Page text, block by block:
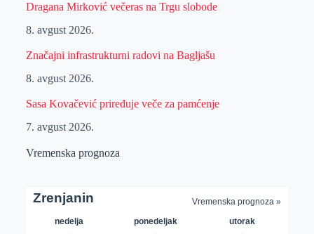
Dragana Mirković večeras na Trgu slobode
8. avgust 2026.
Značajni infrastrukturni radovi na Bagljašu
8. avgust 2026.
Sasa Kovačević priređuje veče za pamćenje
7. avgust 2026.
Vremenska prognoza